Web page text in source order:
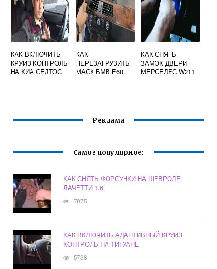
КАК ВКЛЮЧИТЬ
КРУИЗ КОНТРОЛЬ
НА КИА СЕЛТОС
КАК
ПЕРЕЗАГРУЗИТЬ
МАСК БМВ Е60
КАК СНЯТЬ
ЗАМОК ДВЕРИ
МЕРСЕДЕС W211
Реклама
Самое популярное:
КАК СНЯТЬ ФОРСУНКИ НА ШЕВРОЛЕ
ЛАЧЕТТИ 1.6
7975
КАК ВКЛЮЧИТЬ АДАПТИВНЫЙ КРУИЗ
КОНТРОЛЬ НА ТИГУАНЕ
5738